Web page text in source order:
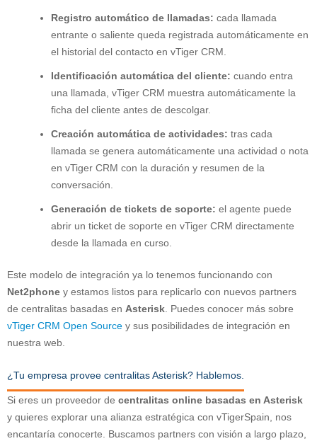
Registro automático de llamadas: cada llamada
entrante o saliente queda registrada automáticamente en
el historial del contacto en vTiger CRM.
Identificación automática del cliente: cuando entra
una llamada, vTiger CRM muestra automáticamente la
ficha del cliente antes de descolgar.
Creación automática de actividades: tras cada
llamada se genera automáticamente una actividad o nota
en vTiger CRM con la duración y resumen de la
conversación.
Generación de tickets de soporte: el agente puede
abrir un ticket de soporte en vTiger CRM directamente
desde la llamada en curso.
Este modelo de integración ya lo tenemos funcionando con
Net2phone y estamos listos para replicarlo con nuevos partners
de centralitas basadas en Asterisk . Puedes conocer más sobre
vTiger CRM Open Source y sus posibilidades de integración en
nuestra web.
¿Tu empresa provee centralitas Asterisk? Hablemos.
Si eres un proveedor de centralitas online basadas en Asterisk
y quieres explorar una alianza estratégica con vTigerSpain, nos
encantaría conocerte. Buscamos partners con visión a largo plazo,